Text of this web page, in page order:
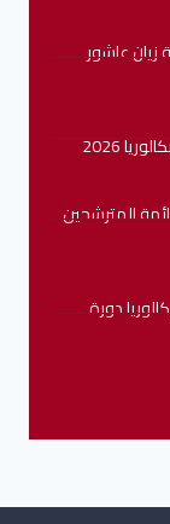
عاشور
2026
المترشحين
دورة